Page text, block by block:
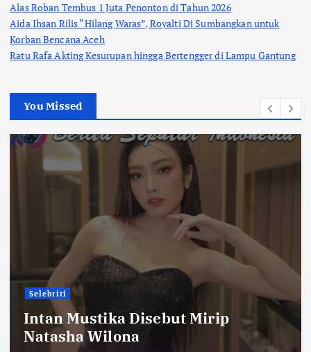
Alas Roban Tembus 1 Juta Penonton di Tahun 2026
Aida Ihsan Rilis “Hilang Waras”, Royalti Di Sumbangkan untuk
Korban Bencana Aceh
Ratu Rafa Akting Kesurupan hingga Bertengger di Lampu Gantung
You Missed
Selebriti
Intan Mustika Disebut Mirip
Natasha Wilona